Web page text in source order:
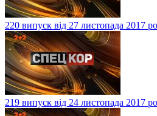
220 випуск від 27 листопада 2017
219 випуск від 24 листопада 2017